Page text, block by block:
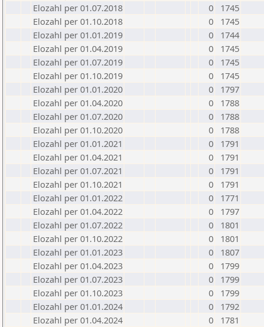
Elozahl per 01.07.2018
0
1745
Elozahl per 01.10.2018
0
1745
Elozahl per 01.01.2019
0
1744
Elozahl per 01.04.2019
0
1745
Elozahl per 01.07.2019
0
1745
Elozahl per 01.10.2019
0
1745
Elozahl per 01.01.2020
0
1797
Elozahl per 01.04.2020
0
1788
Elozahl per 01.07.2020
0
1788
Elozahl per 01.10.2020
0
1788
Elozahl per 01.01.2021
0
1791
Elozahl per 01.04.2021
0
1791
Elozahl per 01.07.2021
0
1791
Elozahl per 01.10.2021
0
1791
Elozahl per 01.01.2022
0
1771
Elozahl per 01.04.2022
0
1797
Elozahl per 01.07.2022
0
1801
Elozahl per 01.10.2022
0
1801
Elozahl per 01.01.2023
0
1807
Elozahl per 01.04.2023
0
1799
Elozahl per 01.07.2023
0
1799
Elozahl per 01.10.2023
0
1799
Elozahl per 01.01.2024
0
1792
Elozahl per 01.04.2024
0
1781